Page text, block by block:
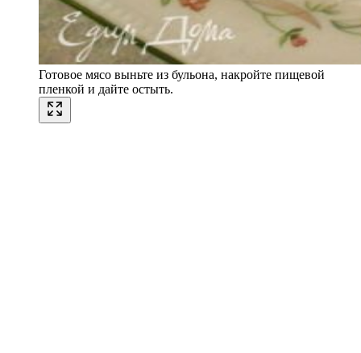
Готовое мясо выньте из бульона, накройте пищевой
пленкой и дайте остыть.